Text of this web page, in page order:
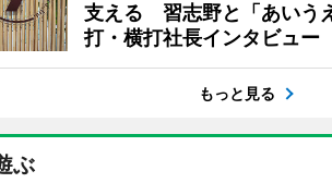
支える 習志野と「あいう
打・横打社長インタビュー
もっと見る
ぶ